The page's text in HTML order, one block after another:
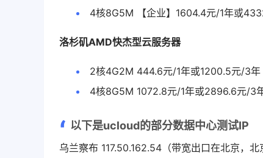
4核8G5M 【企业】1604.4元/1年或
洛杉矶AMD快杰型云服务器
2核4G2M 444.6元/1年或1200.5元/3年
4核8G5M 1072.8元/1年或2896.6元/3
以下是ucloud的部分数据中心测试IP
乌兰察布 117.50.162.54（带宽出口在北京，北